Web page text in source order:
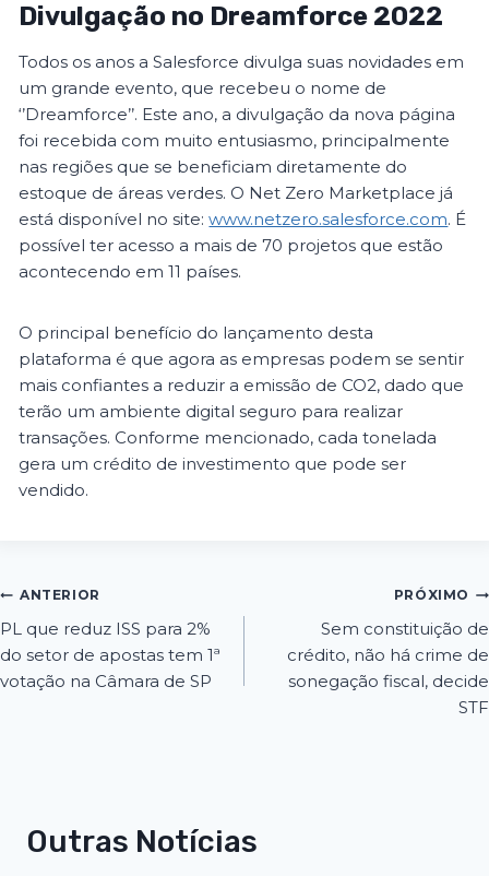
Divulgação no Dreamforce 2022
Todos os anos a Salesforce divulga suas novidades em
um grande evento, que recebeu o nome de
‘’Dreamforce’’. Este ano, a divulgação da nova página
foi recebida com muito entusiasmo, principalmente
nas regiões que se beneficiam diretamente do
estoque de áreas verdes. O Net Zero Marketplace já
está disponível no site:www.netzero.salesforce.com. É
possível ter acesso a mais de 70 projetos que estão
acontecendo em 11 países.
O principal benefício do lançamento desta
plataforma é que agora as empresas podem se sentir
mais confiantes a reduzir a emissão de CO2, dado que
terão um ambiente digital seguro para realizar
transações. Conforme mencionado, cada tonelada
gera um crédito de investimento que pode ser
vendido.
ANTERIOR
PL que reduz ISS para 2%
do setor de apostas tem 1ª
votação na Câmara de SP
PRÓXIMO
Sem constituição de
crédito, não há crime de
sonegação fiscal, decide
STF
Outras Notícias